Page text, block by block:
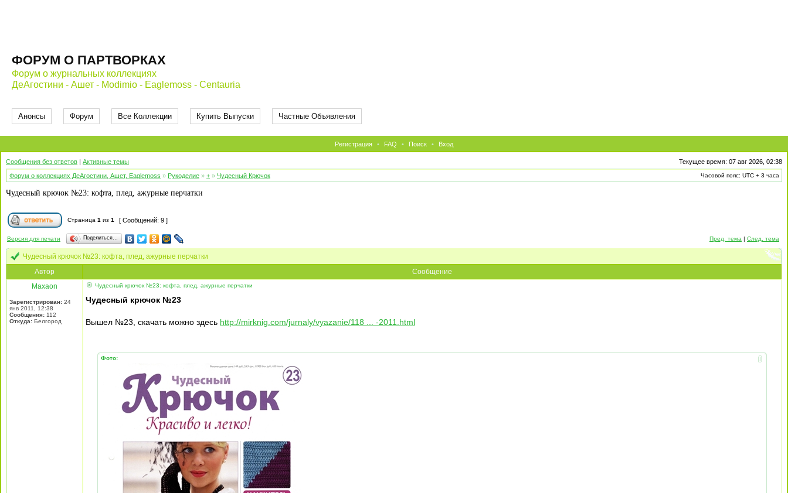
ФОРУМ О ПАРТВОРКАХ
Форум о журнальных коллекциях
ДеАгостини - Ашет - Modimio - Eaglemoss - Centauria
Анонсы Форум Все Коллекции Купить Выпуски Частные Объявления
Регистрация • FAQ • Поиск • Вход
Сообщения без ответов | Активные темы
Текущее время: 07 авг 2026, 02:38
Форум о коллекциях ДеАгостини, Ашет, Eaglemoss » Рукоделие » + » Чудесный Крючок Часовой пояс: UTC + 3 часа
Чудесный крючок №23: кофта, плед, ажурные перчатки
Страница 1 из 1 [ Сообщений: 9 ]
Версия для печати Поделиться… Пред. тема | След. тема
Чудесный крючок №23: кофта, плед, ажурные перчатки
Автор
Сообщение
Maxaon
Зарегистрирован: 24
янв 2011, 12:38
Сообщения: 112
Откуда: Белгород
Чудесный крючок №23: кофта, плед, ажурные перчатки
Чудесный крючок №23
Вышел №23, скачать можно здесь http://mirknig.com/jurnaly/vyazanie/118 ... -2011.html
Фото: